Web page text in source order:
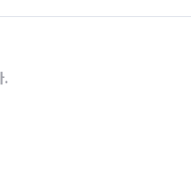
.